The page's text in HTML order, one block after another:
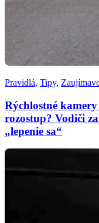
Pravidlá, Tipy,
Rýchlostné
rozostup? Vodiči
„lepenie sa“